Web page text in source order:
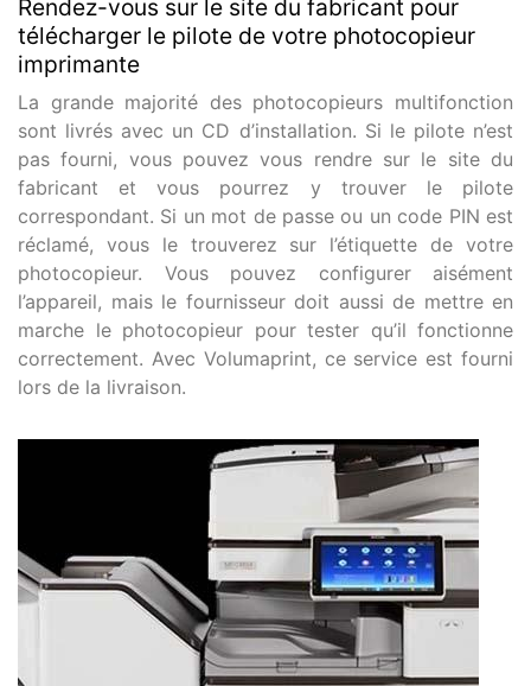
Rendez-vous sur le site du fabricant pour
télécharger le pilote de votre photocopieur
imprimante
La grande majorité des photocopieurs multifonction
sont livrés avec un CD d’installation. Si le pilote n’est
pas fourni, vous pouvez vous rendre sur le site du
fabricant et vous pourrez y trouver le pilote
correspondant. Si un mot de passe ou un code PIN est
réclamé, vous le trouverez sur l’étiquette de votre
photocopieur. Vous pouvez configurer aisément
l’appareil, mais le fournisseur doit aussi de mettre en
marche le photocopieur pour tester qu’il fonctionne
correctement. Avec Volumaprint, ce service est fourni
lors de la livraison.